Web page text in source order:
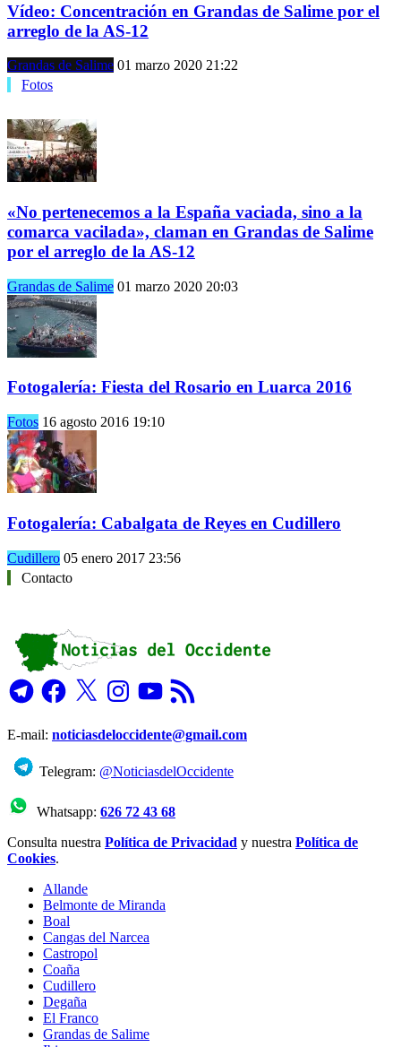
Vídeo: Concentración en Grandas de Salime por el
arreglo de la AS-12
Grandas de Salime 01 marzo 2020 21:22
Fotos
«No pertenecemos a la España vaciada, sino a la
comarca vacilada», claman en Grandas de Salime
por el arreglo de la AS-12
Grandas de Salime 01 marzo 2020 20:03
Fotogalería: Fiesta del Rosario en Luarca 2016
Fotos 16 agosto 2016 19:10
Fotogalería: Cabalgata de Reyes en Cudillero
Cudillero 05 enero 2017 23:56
Contacto
TelegramFacebook
X InstagramYouTube
Feed
RSS
E-mail: noticiasdeloccidente@gmail.com
Telegram: @NoticiasdelOccidente
Whatsapp: 626 72 43 68
Consulta nuestra Política de Privacidad y nuestra Política de
Cookies.
Allande
Belmonte de Miranda
Boal
Cangas del Narcea
Castropol
Coaña
Cudillero
Degaña
El Franco
Grandas de Salime